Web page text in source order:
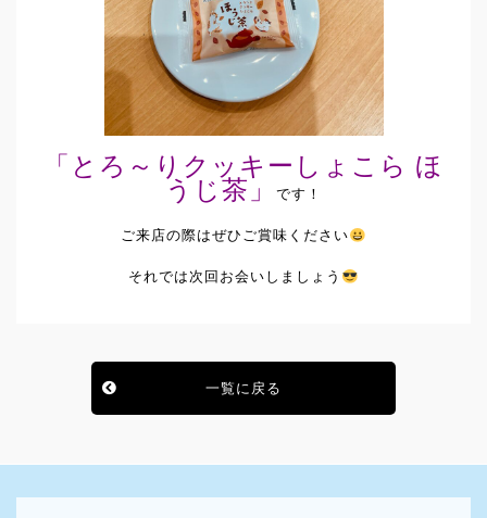
「とろ～りクッキーしょこら ほ
うじ茶」
です！
ご来店の際はぜひご賞味ください
それでは次回お会いしましょう
一覧に戻る